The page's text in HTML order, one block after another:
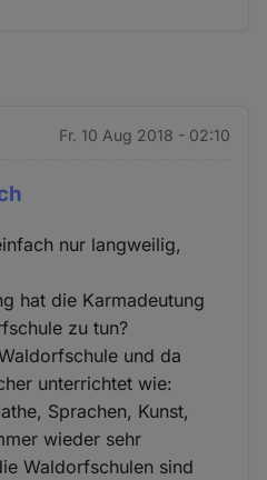
Fr. 10 Aug 2018 - 02:10
nur langweilig,
hat die Karmadeutung
zu tun?
und da
unterrichtet wie:
Sprachen, Kunst,
wieder sehr
Waldorfschulen sind